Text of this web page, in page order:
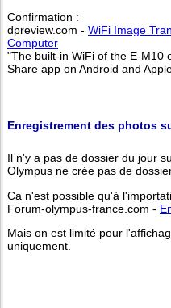
Confirmation :
dpreview.com - WiFi Image
Computer
"The built-in WiFi of the E-M10
Share app on Android and
Enregistrement des photos
Il n'y a pas de dossier du jour
Olympus ne crée pas de
Ca n'est possible qu'à
Forum-olympus-france.com -
Mais on est limité pour
uniquement.